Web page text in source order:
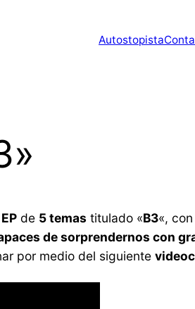
Autostopista
EP de 5 temas titulado «B3«,
de sorprendernos con
por medio del siguiente